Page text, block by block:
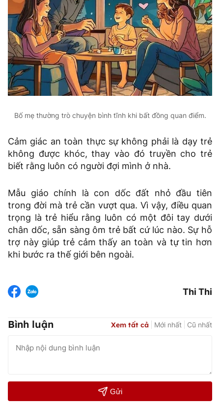
Bố mẹ thường trò chuyện bình tĩnh khi bất đồng quan điểm.
Cảm giác an toàn thực sự không phải là dạy trẻ
không được khóc, thay vào đó truyền cho trẻ
biết rằng luôn có người đợi mình ở nhà.
Mẫu giáo chính là con dốc đất nhỏ đầu tiên
trong đời mà trẻ cần vượt qua. Vì vậy, điều quan
trọng là trẻ hiểu rằng luôn có một đôi tay dưới
chân dốc, sẵn sàng ôm trẻ bất cứ lúc nào. Sự hỗ
trợ này giúp trẻ cảm thấy an toàn và tự tin hơn
khi bước ra thế giới bên ngoài.
Thi Thi
Bình luận Xem tất cả Mới nhất Cũ nhất
Gửi